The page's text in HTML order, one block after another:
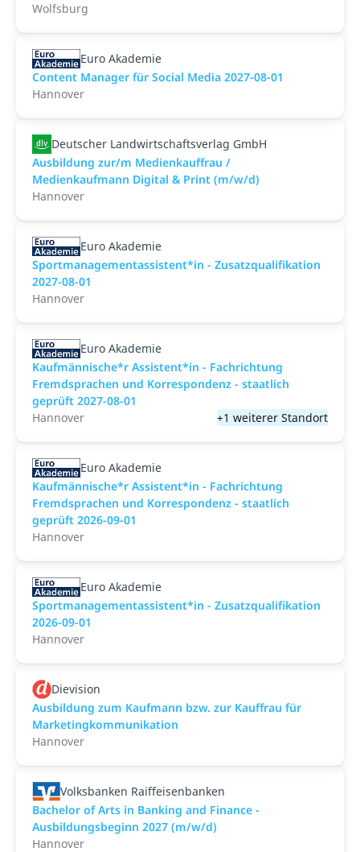
Wolfsburg
Euro Akademie
Content Manager für Social Media 2027-08-01
Hannover
Deutscher Landwirtschaftsverlag GmbH
Ausbildung zur/m Medienkauffrau /
Medienkaufmann Digital & Print (m/w/d)
Hannover
Euro Akademie
Sportmanagementassistent*in - Zusatzqualifikation
2027-08-01
Hannover
Euro Akademie
Kaufmännische*r Assistent*in - Fachrichtung
Fremdsprachen und Korrespondenz - staatlich
geprüft 2027-08-01
Hannover
+1 weiterer Standort
Euro Akademie
Kaufmännische*r Assistent*in - Fachrichtung
Fremdsprachen und Korrespondenz - staatlich
geprüft 2026-09-01
Hannover
Euro Akademie
Sportmanagementassistent*in - Zusatzqualifikation
2026-09-01
Hannover
Dievision
Ausbildung zum Kaufmann bzw. zur Kauffrau für
Marketingkommunikation
Hannover
Volksbanken Raiffeisenbanken
Bachelor of Arts in Banking and Finance -
Ausbildungsbeginn 2027 (m/w/d)
Hannover